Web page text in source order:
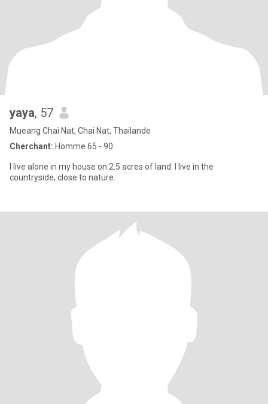
yaya, 57
Mueang Chai Nat, Chai Nat, Thailande
Cherchant: Homme 65 - 90
I live alone in my house on 2.5 acres of land. I live in the
countryside, close to nature.